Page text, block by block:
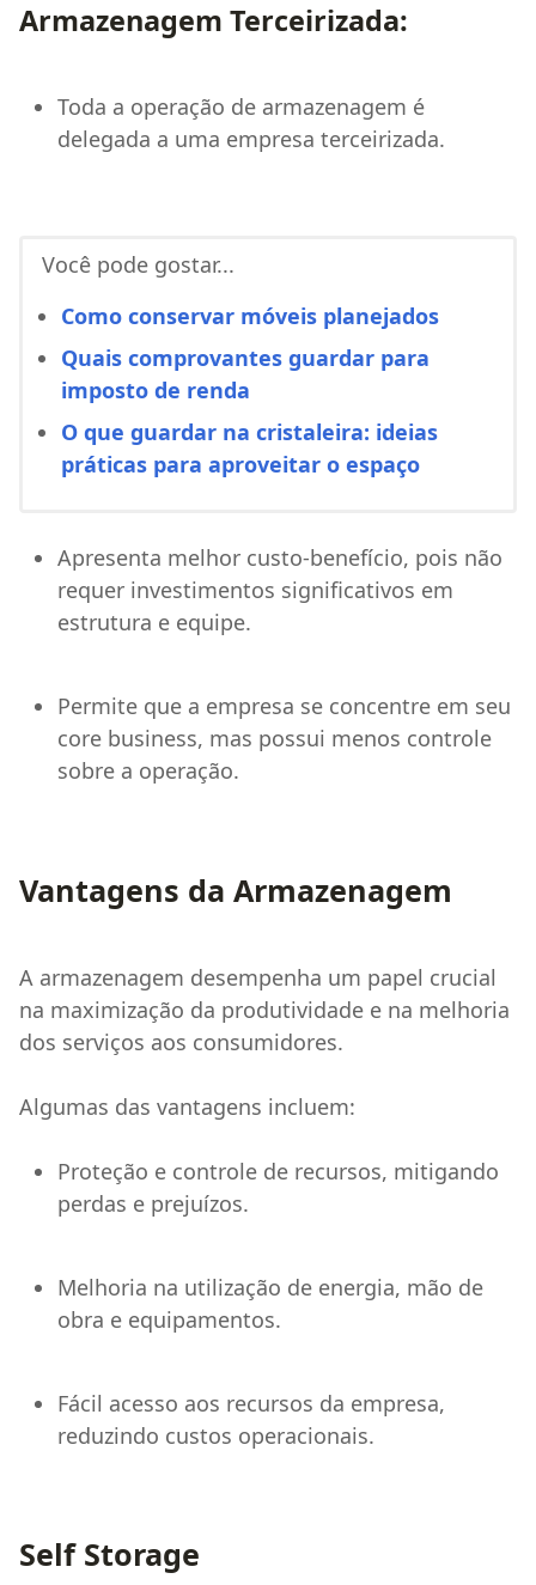
Armazenagem Terceirizada:
Toda a operação de armazenagem é
delegada a uma empresa terceirizada.
Você pode gostar...
Como conservar móveis planejados
Quais comprovantes guardar para
imposto de renda
O que guardar na cristaleira: ideias
práticas para aproveitar o espaço
Apresenta melhor custo-benefício, pois não
requer investimentos significativos em
estrutura e equipe.
Permite que a empresa se concentre em seu
core business, mas possui menos controle
sobre a operação.
Vantagens da Armazenagem
A armazenagem desempenha um papel crucial
na maximização da produtividade e na melhoria
dos serviços aos consumidores.
Algumas das vantagens incluem:
Proteção e controle de recursos, mitigando
perdas e prejuízos.
Melhoria na utilização de energia, mão de
obra e equipamentos.
Fácil acesso aos recursos da empresa,
reduzindo custos operacionais.
Self Storage